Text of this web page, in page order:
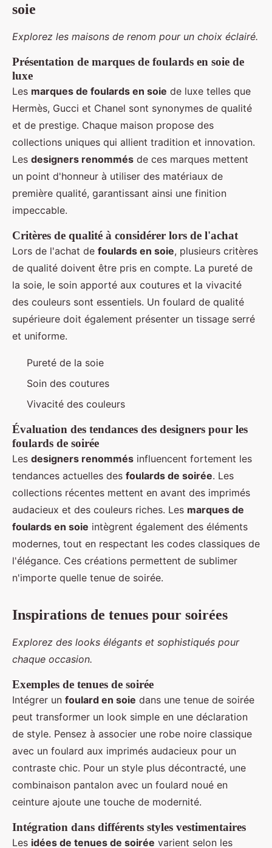
soie
Explorez les maisons de renom pour un choix éclairé.
Présentation de marques de foulards en soie de
luxe
Les marques de foulards en soie de luxe telles que
Hermès, Gucci et Chanel sont synonymes de qualité
et de prestige. Chaque maison propose des
collections uniques qui allient tradition et innovation.
Les designers renommés de ces marques mettent
un point d'honneur à utiliser des matériaux de
première qualité, garantissant ainsi une finition
impeccable.
Critères de qualité à considérer lors de l'achat
Lors de l'achat de foulards en soie, plusieurs critères
de qualité doivent être pris en compte. La pureté de
la soie, le soin apporté aux coutures et la vivacité
des couleurs sont essentiels. Un foulard de qualité
supérieure doit également présenter un tissage serré
et uniforme.
Pureté de la soie
Soin des coutures
Vivacité des couleurs
Évaluation des tendances des designers pour les
foulards de soirée
Les designers renommés influencent fortement les
tendances actuelles des foulards de soirée. Les
collections récentes mettent en avant des imprimés
audacieux et des couleurs riches. Les marques de
foulards en soie intègrent également des éléments
modernes, tout en respectant les codes classiques de
l'élégance. Ces créations permettent de sublimer
n'importe quelle tenue de soirée.
Inspirations de tenues pour soirées
Explorez des looks élégants et sophistiqués pour
chaque occasion.
Exemples de tenues de soirée
Intégrer un foulard en soie dans une tenue de soirée
peut transformer un look simple en une déclaration
de style. Pensez à associer une robe noire classique
avec un foulard aux imprimés audacieux pour un
contraste chic. Pour un style plus décontracté, une
combinaison pantalon avec un foulard noué en
ceinture ajoute une touche de modernité.
Intégration dans différents styles vestimentaires
Les idées de tenues de soirée varient selon les